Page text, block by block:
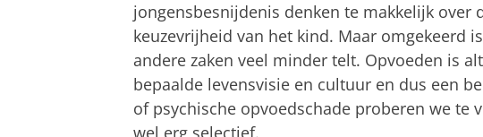
jongensbesnijdenis denken te makkelijk over
keuzevrijheid van het kind. Maar omgekeerd
andere zaken veel minder telt. Opvoeden is
bepaalde levensvisie en cultuur en dus een
of psychische opvoedschade proberen we te